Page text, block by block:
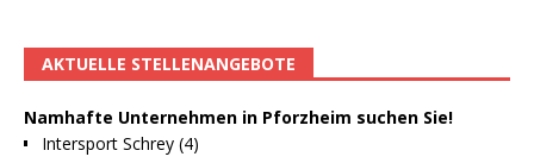
AKTUELLE STELLENANGEBOTE
Namhafte Unternehmen in Pforzheim suchen Sie!
Intersport Schrey (4)